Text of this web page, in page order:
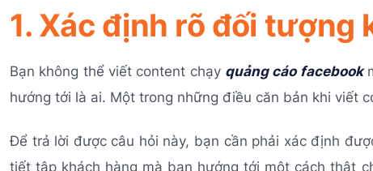
1. Xác định rõ đối tượng
Bạn không thể viết content chạy quảng cáo facebook
hướng tới là ai. Một trong những điều căn bản khi viết
Để trả lời được câu hỏi này, bạn cần phải xác định
tiết tập khách hàng mà bạn hướng tới một cách thật